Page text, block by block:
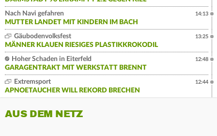
Nach Navi gefahren
MUTTER LANDET MIT KINDERN IM BACH
14:13
Gäubodenvolksfest
MÄNNER KLAUEN RIESIGES PLASTIKKROKODIL
13:25
Hoher Schaden in Eiterfeld
GARAGENTRAKT MIT WERKSTATT BRENNT
12:48
Extremsport
APNOETAUCHER WILL REKORD BRECHEN
12:44
AUS DEM NETZ